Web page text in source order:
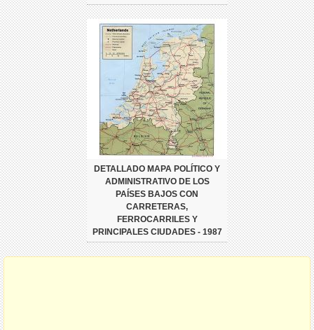
DETALLADO MAPA POLÍTICO Y
ADMINISTRATIVO DE LOS
PAÍSES BAJOS CON
CARRETERAS,
FERROCARRILES Y
PRINCIPALES CIUDADES - 1987